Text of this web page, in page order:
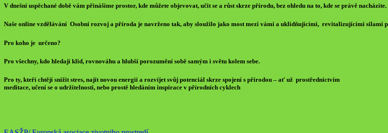
V dnešní uspěchané době vám přinášíme prostor, kde můžete objevovat, učit se a růst skrze přírodu, bez ohledu na to, kde se právě nacházíte.
Naše online vzdělávání Osobní rozvoj a příroda je navrženo tak, aby sloužilo jako most mezi vámi a uklidňujícími, revitalizujícími silami
Pro koho je určeno?
Pro všechny, kdo hledají klid, rovnováhu a hlubší porozumění sobě samým i světu kolem sebe.
Pro ty, kteří chtějí snížit stres, najít novou energii a rozvíjet svůj potenciál skrze spojení s přírodou – ať už prostřednictvím
meditace, učení se o udržitelnosti, nebo prostě hledáním inspirace v přírodních cyklech